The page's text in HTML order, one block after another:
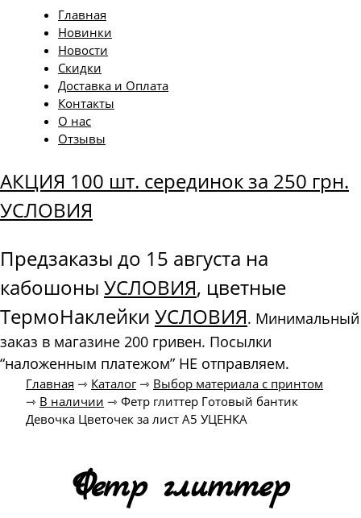
Главная
Новинки
Новости
Скидки
Доставка и Оплата
Контакты
О нас
Отзывы
АКЦИЯ 100 шт. серединок за 250 грн.
УСЛОВИЯ
Предзаказы до 15 августа на
кабошоны УСЛОВИЯ, цветные
ТермоНаклейки УСЛОВИЯ. Минимальный
заказ в магазине 200 гривен. Посылки
“наложенным платежом” НЕ отправляем.
Главная ⇾ Каталог⇾ Выбор материала с принтом
⇾ В наличии ⇾ Фетр глиттер Готовый бантик
Девочка Цветочек за лист А5 УЦЕНКА
Фетр глиттер